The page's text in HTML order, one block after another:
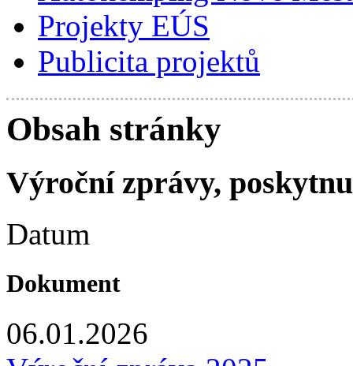
Projekty EÚS
Publicita projektů
Obsah stránky
Výroční zprávy,
Datum
Dokument
06.01.2026